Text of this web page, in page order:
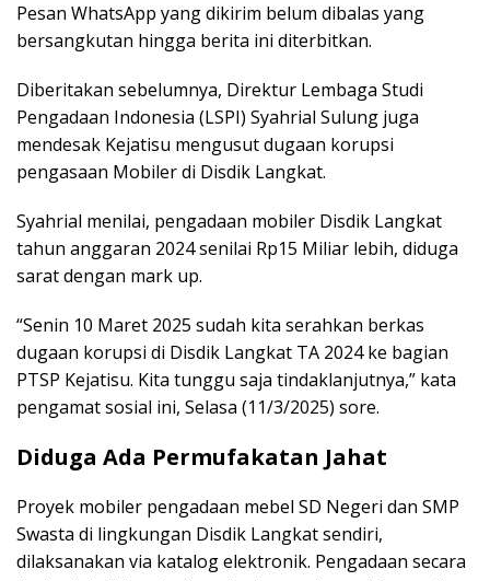
Pesan WhatsApp yang dikirim belum dibalas yang
bersangkutan hingga berita ini diterbitkan.
Diberitakan sebelumnya, Direktur Lembaga Studi
Pengadaan Indonesia (LSPI) Syahrial Sulung juga
mendesak Kejatisu mengusut dugaan korupsi
pengasaan Mobiler di Disdik Langkat.
Syahrial menilai, pengadaan mobiler Disdik Langkat
tahun anggaran 2024 senilai Rp15 Miliar lebih, diduga
sarat dengan mark up.
“Senin 10 Maret 2025 sudah kita serahkan berkas
dugaan korupsi di Disdik Langkat TA 2024 ke bagian
PTSP Kejatisu. Kita tunggu saja tindaklanjutnya,” kata
pengamat sosial ini, Selasa (11/3/2025) sore.
Diduga Ada Permufakatan Jahat
Proyek mobiler pengadaan mebel SD Negeri dan SMP
Swasta di lingkungan Disdik Langkat sendiri,
dilaksanakan via katalog elektronik. Pengadaan secara